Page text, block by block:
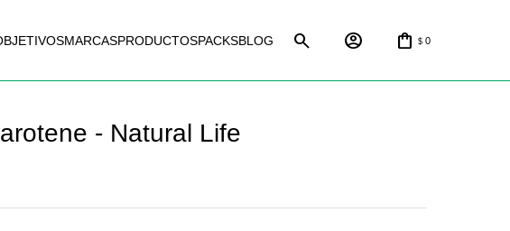
MARCASPRODUCTOSPACKSBLOG $ 0
- Natural Life